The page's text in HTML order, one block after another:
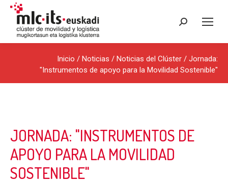
Buscar:
Inicio / Noticias / Noticias del Clúster / Jornada:
"Instrumentos de apoyo para la Movilidad Sostenible"
JORNADA: "INSTRUMENTOS DE
APOYO PARA LA MOVILIDAD
SOSTENIBLE"